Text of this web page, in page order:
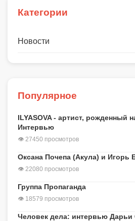
Категории
Новости
Популярное
ILYASOVA - артист, рожденный
Интервью
👁 27450 просмотров
Оксана Почепа (Акула) и Игорь
👁 22080 просмотров
Группа Пропаганда
👁 18579 просмотров
Человек дела: интервью Дарьи